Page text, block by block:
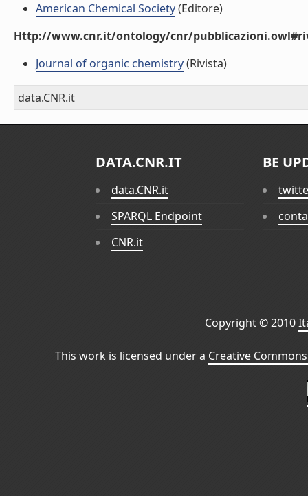
American Chemical Society(Editore)
Http://www.cnr.it/ontology/cnr/
Journal of organic chemistry(Rivista)
data.CNR.it
DATA.CNR.IT
data.CNR.it
SPARQL Endpoint
CNR.it
BE
Copyright © 2010
This work is licensed under a Creative